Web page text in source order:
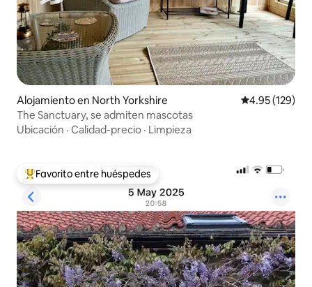
Alojamiento en North Yorkshire Calificación
4.95 (129)
The Sanctuary, se admiten mascotas
Ubicación · Calidad-precio · Limpieza
Favorito entre huéspedes preferido
Favorito entre huéspedes